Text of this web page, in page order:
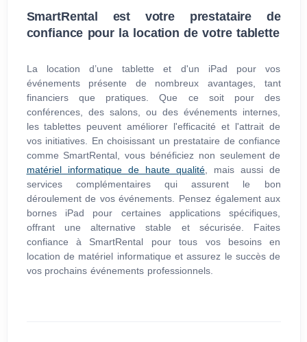
SmartRental est votre prestataire de
confiance pour la location de votre tablette
La location d’une tablette et d'un iPad pour vos
événements présente de nombreux avantages, tant
financiers que pratiques. Que ce soit pour des
conférences, des salons, ou des événements internes,
les tablettes peuvent améliorer l'efficacité et l'attrait de
vos initiatives. En choisissant un prestataire de confiance
comme SmartRental, vous bénéficiez non seulement de
matériel informatique de haute qualité , mais aussi de
services complémentaires qui assurent le bon
déroulement de vos événements. Pensez également aux
bornes iPad pour certaines applications spécifiques,
offrant une alternative stable et sécurisée. Faites
confiance à SmartRental pour tous vos besoins en
location de matériel informatique et assurez le succès de
vos prochains événements professionnels.